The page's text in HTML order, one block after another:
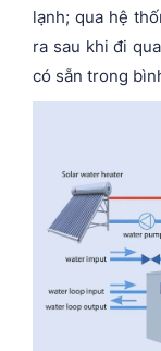
lạnh; qua hệ
ra sau khi đi
có sẵn trong